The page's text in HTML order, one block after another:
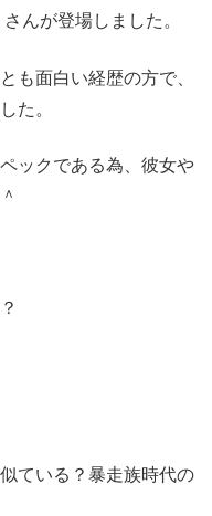
さんが登場しました。
も面白い経歴の方で、
た。
ックである為、彼女や
ている？暴走族時代の